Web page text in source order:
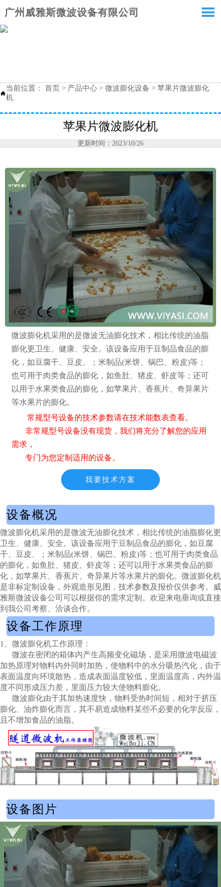
广州威雅斯微波设备有限公司 

当前位置： 首页 > 产品中心 > 微波膨化设备 > 苹果片微波膨化
机
苹果片微波膨化机
更新时间：2023/10/26
微波膨化机采用的是微波无油膨化技术，相比传统的油脂
膨化更卫生、健康、安全。该设备应用于豆制品食品的膨
化，如豆腐干、豆皮、；米制品(米饼、锅巴、粉皮)等；
也可用于肉类食品的膨化，如鱼肚、猪皮、虾皮等；还可
以用于水果类食品的膨化，如苹果片、香蕉片、奇异果片
等水果片的膨化。
常规型号设备的技术参数请在技术能数表查看。
非常规型号设备没有现货，我们将充分了解您的应用
需求，
专门为您定制适用的设备。
我要技术方案
设备概况
微波膨化机采用的是微波无油膨化技术，相比传统的油脂膨化更
卫生、健康、安全。该设备应用于豆制品食品的膨化，如豆腐
干、豆皮、；米制品(米饼、锅巴、粉皮)等；也可用于肉类食品
的膨化，如鱼肚、猪皮、虾皮等；还可以用于水果类食品的膨
化，如苹果片、香蕉片、奇异果片等水果片的膨化。微波膨化机
是非标定制设备，外观造形见图，技术参数及报价仅供参考。威
雅斯微波设备公司可以根据你的需求定制。欢迎来电垂询或直接
到我公司考察、洽谈合作。
设备工作原理
1、微波膨化机工作原理：
微波在密闭的箱体内产生高频变化磁场，是采用微波电磁波
加热原理对物料内外同时加热，使物料中的水分吸热汽化，由于
表面温度向环境散热，造成表面温度较低，里面温度高，内外温
度不同形成压力差，里面压力较大使物料膨化。
微波膨化由于其加热速度快，物料受热时间短，相对于挤压
膨化、油炸膨化而言，其不易造成物料某些不必要的化学反应，
且不增加食品的油脂。
设备图片